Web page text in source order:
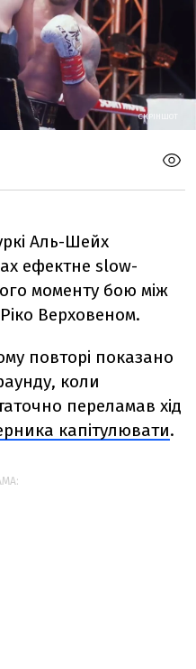
СКРІНШОТ
Аль-Шейх
ефектне slow-
моменту бою між
Верховеном.
повторі показано
коли
переламав хід
капітулювати.